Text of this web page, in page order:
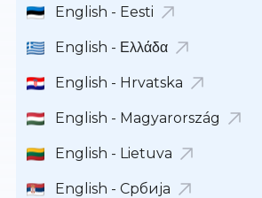
English - Eesti
English - Ελλάδα
English - Hrvatska
English - Magyarország
English - Lietuva
English - Србија